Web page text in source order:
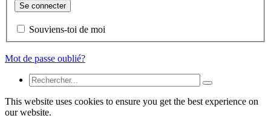
Se connecter
Souviens-toi de moi
Mot de passe oublié?
This website uses cookies to ensure you get the best experience on
our website.